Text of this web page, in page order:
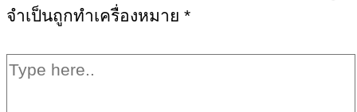
จำเป็นถูกทำเครื่องหมาย *
Type